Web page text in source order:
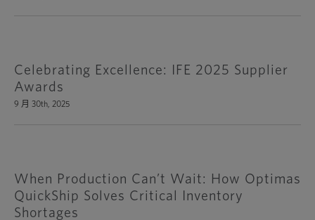
Celebrating Excellence: IFE 2025 Supplier
Awards
9 月 30th, 2025
When Production Can’t Wait: How Optimas
QuickShip Solves Critical Inventory
Shortages